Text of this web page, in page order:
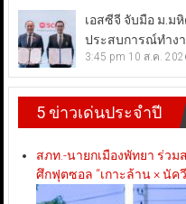
เอสซีจี จับมือ ม.ม
ประสบการณ์ทำง
3:45 pm 10 ส.ค.
5 ข่าวเด่นประจำปี
สภท.-นายกเมืองพัทยา ร่ว
ศึกฟุตซอล “เกาะล้าน × นัค